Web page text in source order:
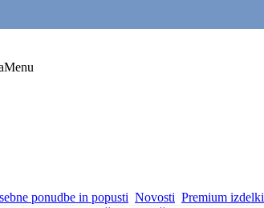
Menu
ponudbe in popusti Novosti Premium izdelki